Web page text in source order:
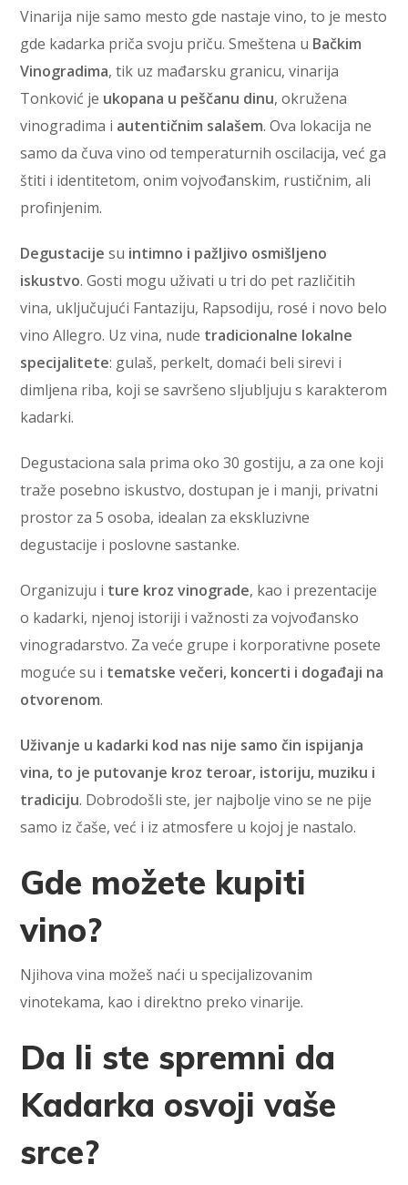
Vinarija nije samo mesto gde nastaje vino, to je mesto
gde kadarka priča svoju priču. Smeštena u Bačkim
Vinogradima, tik uz mađarsku granicu, vinarija
Tonković je ukopana u peščanu dinu, okružena
vinogradima i autentičnim salašem. Ova lokacija ne
samo da čuva vino od temperaturnih oscilacija, već ga
štiti i identitetom, onim vojvođanskim, rustičnim, ali
profinjenim.
Degustacije su intimno i pažljivo osmišljeno
iskustvo. Gosti mogu uživati u tri do pet različitih
vina, uključujući Fantaziju, Rapsodiju, rosé i novo belo
vino Allegro. Uz vina, nude tradicionalne lokalne
specijalitete: gulaš, perkelt, domaći beli sirevi i
dimljena riba, koji se savršeno sljubljuju s karakterom
kadarki.
Degustaciona sala prima oko 30 gostiju, a za one koji
traže posebno iskustvo, dostupan je i manji, privatni
prostor za 5 osoba, idealan za ekskluzivne
degustacije i poslovne sastanke.
Organizuju i ture kroz vinograde, kao i prezentacije
o kadarki, njenoj istoriji i važnosti za vojvođansko
vinogradarstvo. Za veće grupe i korporativne posete
moguće su i tematske večeri, koncerti i događaji na
otvorenom.
Uživanje u kadarki kod nas nije samo čin ispijanja
vina, to je putovanje kroz teroar, istoriju, muziku i
tradiciju. Dobrodošli ste, jer najbolje vino se ne pije
samo iz čaše, već i iz atmosfere u kojoj je nastalo.
Gde možete kupiti
vino?
Njihova vina možeš naći u specijalizovanim
vinotekama, kao i direktno preko vinarije.
Da li ste spremni da
Kadarka osvoji vaše
srce?